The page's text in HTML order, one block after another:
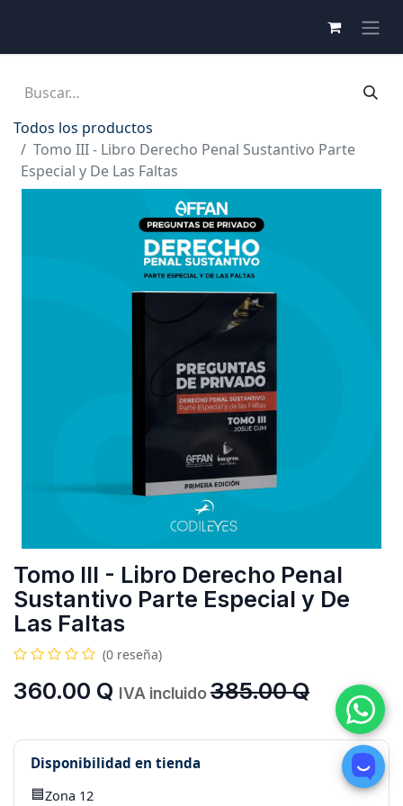
Todos los productos
Tomo III - Libro Derecho Penal Sustantivo Parte
Especial y De Las Faltas
Tomo III - Libro Derecho Penal
Sustantivo Parte Especial y De
Las Faltas
(0 reseña)
360.00 Q IVA incluido385.00Q
Disponibilidad en tienda
🟦Zona 12